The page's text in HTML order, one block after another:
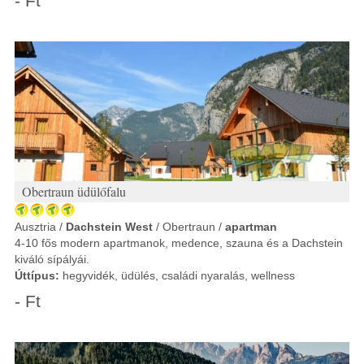
Obertraun üdülőfalu
Ausztria / Dachstein West / Obertraun / apartman
4-10 fős modern apartmanok, medence, szauna és a Dachstein
kiváló sípályái.
Úttípus: hegyvidék, üdülés, családi nyaralás, wellness
- Ft